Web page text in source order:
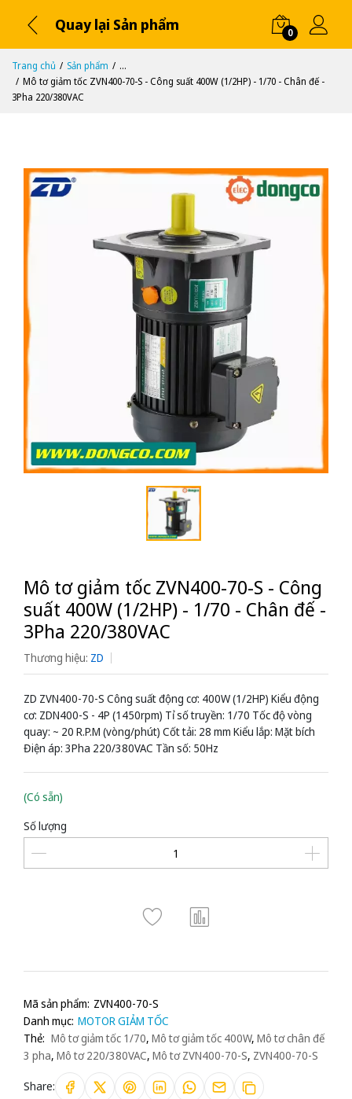
Quay lại Sản phẩm 0
Trang chủ Sản phẩm
...
Mô tơ giảm tốc ZVN400-70-S - Công suất 400W (1/2HP) - 1/70 - Chân đế -
3Pha 220/380VAC
Mô tơ giảm tốc ZVN400-70-S - Công
suất 400W (1/2HP) - 1/70 - Chân đế -
3Pha 220/380VAC
Thương hiệu: ZD
ZD ZVN400-70-S Công suất động cơ: 400W (1/2HP) Kiểu động
cơ: ZDN400-S - 4P (1450rpm) Tỉ số truyền: 1/70 Tốc độ vòng
quay: ~ 20 R.P.M (vòng/phút) Cốt tải: 28 mm Kiểu lắp: Mặt bích
Điện áp: 3Pha 220/380VAC Tần số: 50Hz
(Có sẵn)
Số lượng
Mã sản phẩm: ZVN400-70-S
Danh mục: MOTOR GIẢM TỐC
Thẻ: Mô tơ giảm tốc 1/70, Mô tơ giảm tốc 400W, Mô tơ chân đế
3 pha, Mô tơ 220/380VAC, Mô tơ ZVN400-70-S, ZVN400-70-S
Share: